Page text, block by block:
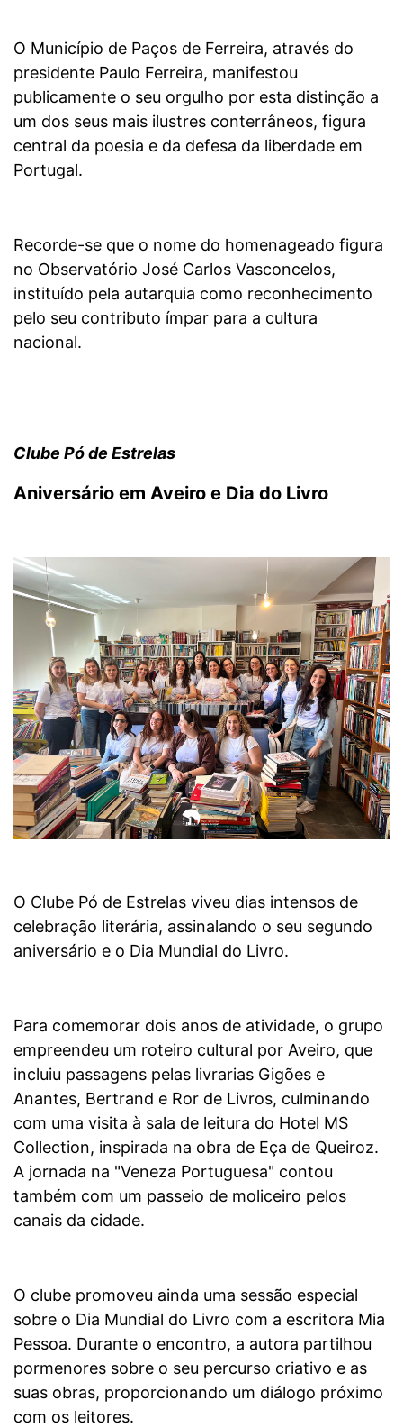
O Município de Paços de Ferreira, através do
presidente Paulo Ferreira, manifestou
publicamente o seu orgulho por esta distinção a
um dos seus mais ilustres conterrâneos, figura
central da poesia e da defesa da liberdade em
Portugal.
Recorde-se que o nome do homenageado figura
no Observatório José Carlos Vasconcelos,
instituído pela autarquia como reconhecimento
pelo seu contributo ímpar para a cultura
nacional.
Clube Pó de Estrelas
Aniversário em Aveiro e Dia do Livro
O Clube Pó de Estrelas viveu dias intensos de
celebração literária, assinalando o seu segundo
aniversário e o Dia Mundial do Livro.
Para comemorar dois anos de atividade, o grupo
empreendeu um roteiro cultural por Aveiro, que
incluiu passagens pelas livrarias Gigões e
Anantes, Bertrand e Ror de Livros, culminando
com uma visita à sala de leitura do Hotel MS
Collection, inspirada na obra de Eça de Queiroz.
A jornada na "Veneza Portuguesa" contou
também com um passeio de moliceiro pelos
canais da cidade.
O clube promoveu ainda uma sessão especial
sobre o Dia Mundial do Livro com a escritora Mia
Pessoa. Durante o encontro, a autora partilhou
pormenores sobre o seu percurso criativo e as
suas obras, proporcionando um diálogo próximo
com os leitores.